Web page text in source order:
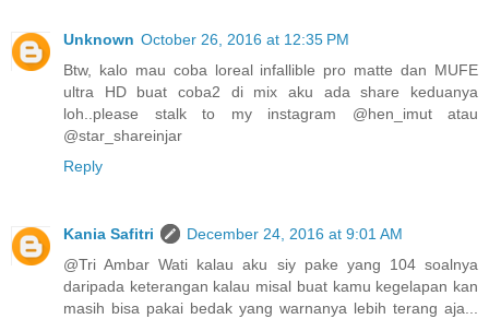
Unknown October 26, 2016 at 12:35 PM
Btw, kalo mau coba loreal infallible pro matte dan MUFE
ultra HD buat coba2 di mix aku ada share keduanya
loh..please stalk to my instagram @hen_imut atau
@star_shareinjar
Reply
Kania Safitri
December 24, 2016 at 9:01 AM
@Tri Ambar Wati kalau aku siy pake yang 104 soalnya
daripada keterangan kalau misal buat kamu kegelapan kan
masih bisa pakai bedak yang warnanya lebih terang aja...